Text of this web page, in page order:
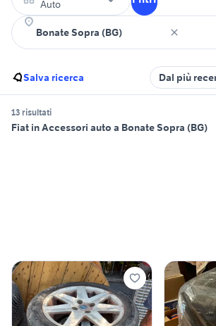
Auto
Salva ricerca Dal più
13 risultati
Fiat in Accessori auto a Bonate Sopra (BG)